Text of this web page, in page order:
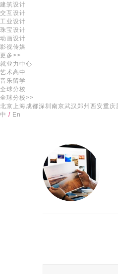
建筑设计
交互设计
工业设计
珠宝设计
动画设计
影视传媒
更多>>
就业力中心
艺术高中
音乐留学
全球分校
全球分校>>
北京 上海成都深圳 南京武汉 郑州 西安重庆
中 / En